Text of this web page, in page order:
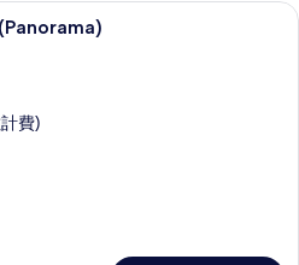
俱樂部客房, 1 張特大雙人床
費)